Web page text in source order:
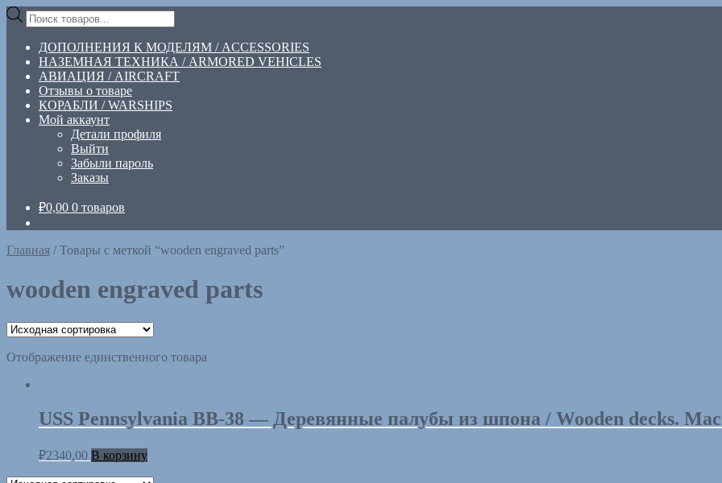
Перейти
навигации
Перейти
содержимому
Поиск
товаров
ДОПОЛНЕНИЯ К МОДЕЛЯМ / ACCESSORIES
НАЗЕМНАЯ ТЕХНИКА / ARMORED VEHICLES
АВИАЦИЯ / AIRCRAFT
Отзывы о товаре
КОРАБЛИ / WARSHIPS
Мой аккаунт
Детали профиля
Выйти
Забыли пароль
Заказы
₽0,00 0 товаров
Главная /Товары с меткой “wooden engraved parts”
wooden engraved parts
Отображение единственного товара
USS Pennsylvania BB-38 — Деревянные палубы из шпона / Wooden decks.
₽2340,00 В корзину